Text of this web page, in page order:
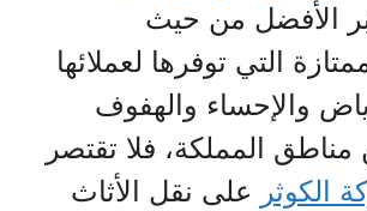
الأفضل من حيث
التي توفرها لعملائها
والإحساء والهفوف
المملكة، فلا تقتصر
الكوثر على نقل الأثاث